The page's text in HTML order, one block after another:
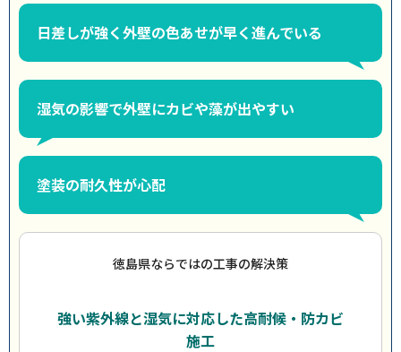
日差しが強く外壁の色あせが早く進んでいる
湿気の影響で外壁にカビや藻が出やすい
塗装の耐久性が心配
徳島県ならではの工事の解決策
強い紫外線と湿気に対応した高耐候・防カビ
施工